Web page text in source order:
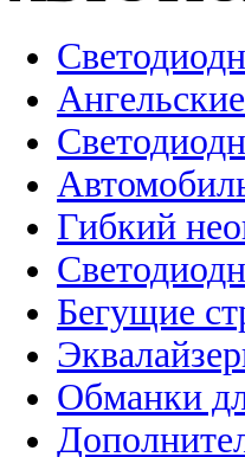
Гибкий
Бегущие
Обманки